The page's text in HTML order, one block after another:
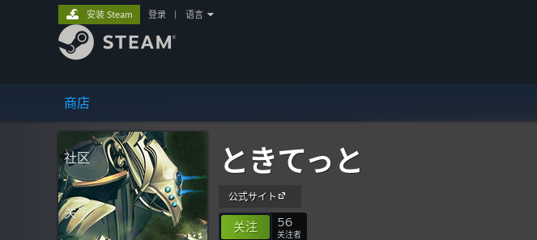
商店
社区
关于
安装 Steam 登录 语言
ときてっと
公式サイト
关注 56
关注者